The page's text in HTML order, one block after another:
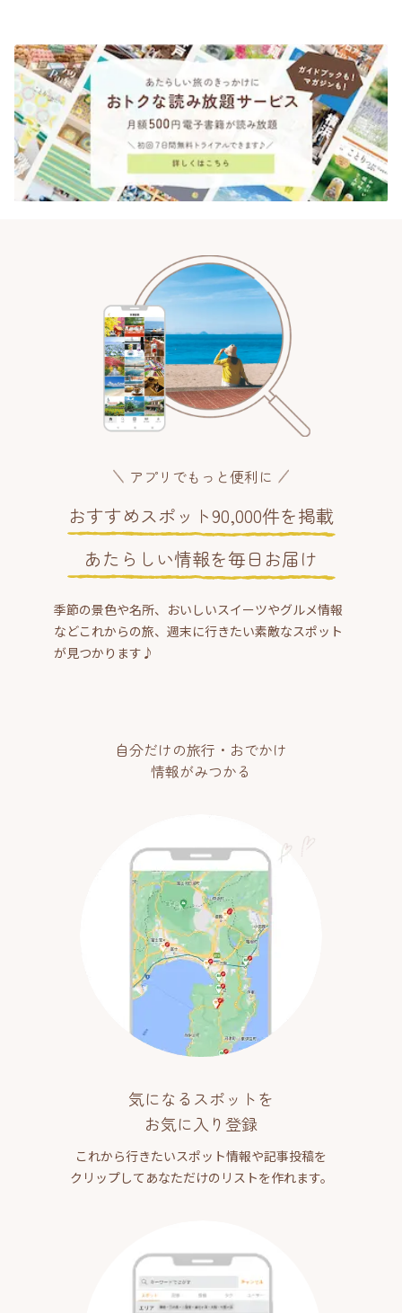
アプリでもっと便利に
おすすめスポット90,000件を掲載
あたらしい情報を毎日お届け
季節の景色や名所、おいしいスイーツやグルメ情報
などこれからの旅、週末に行きたい素敵なスポット
が見つかります♪
自分だけの旅行・おでかけ
情報がみつかる
気になるスポットを
お気に入り登録
これから行きたいスポット情報や記事投稿を
クリップしてあなただけのリストを作れます。